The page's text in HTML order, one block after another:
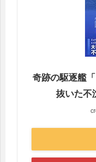
奇跡の駆逐艦
抜いた不